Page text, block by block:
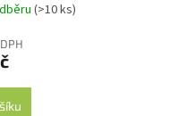
(>10 ks)